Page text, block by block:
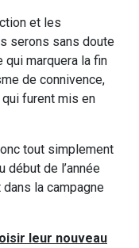
et les
serons sans doute
marquera la fin
de connivence,
furent mis en
tout simplement
début de l’année
la campagne
leur nouveau